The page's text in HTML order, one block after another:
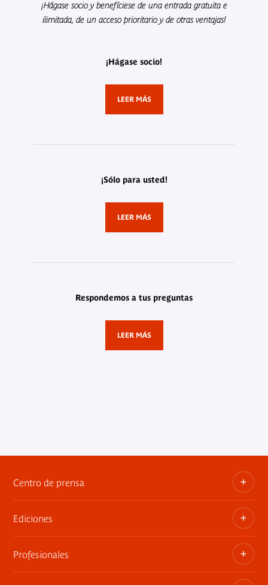
¡Hágase socio y benefíciese de una entrada gratuita e
ilimitada, de un acceso prioritario y de otras ventajas!
¡Hágase socio!
LEER MÁS
¡Sólo para usted!
LEER MÁS
Respondemos a tus preguntas
LEER MÁS
Centro de prensa
Dosieres, comunicados de prensa, anuncios de
exposiciones
Ediciones
Las publicaciones del museo
Profesionales